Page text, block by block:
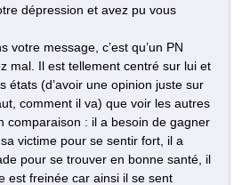
dépression et avez pu vous
votre message, c’est qu’un PN
mal. Il est tellement centré sur lui et
états (d’avoir une opinion juste sur
comment il va) que voir les autres
comparaison : il a besoin de gagner
victime pour se sentir fort, il a
pour se trouver en bonne santé, il
est freinée car ainsi il se sent